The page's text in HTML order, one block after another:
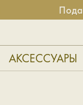
АКСЕССУАРЫ